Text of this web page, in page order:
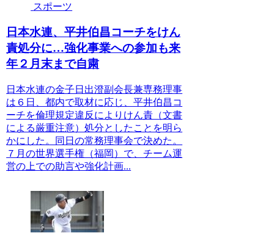
スポーツ
日本水連、平井伯昌コーチをけん
責処分に…強化事業への参加も来
年２月末まで自粛
日本水連の金子日出澄副会長兼専務理事
は６日、都内で取材に応じ、平井伯昌コ
ーチを倫理規定違反によりけん責（文書
による厳重注意）処分としたことを明ら
かにした。同日の常務理事会で決めた。
７月の世界選手権（福岡）で、チーム運
営の上での助言や強化計画...